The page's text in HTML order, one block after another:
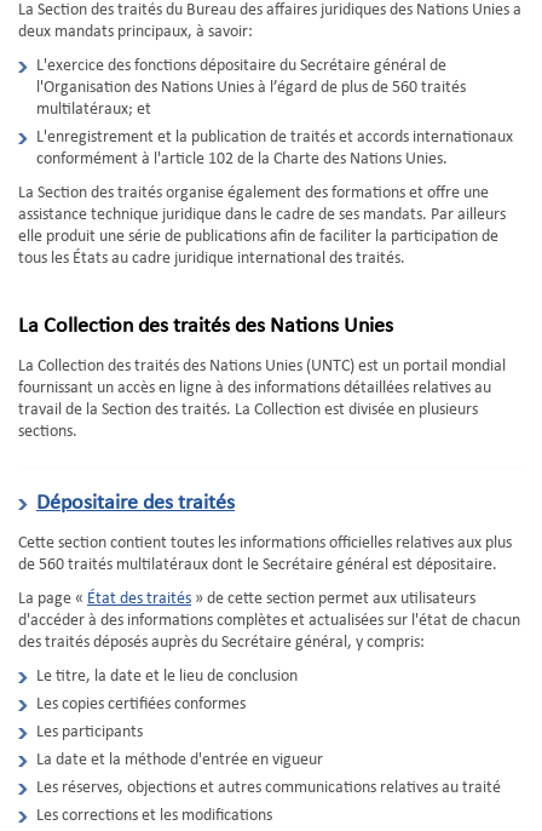
La Section des traités du Bureau des affaires juridiques des Nations Unies a
deux mandats principaux, à savoir:
L'exercice des fonctions dépositaire du Secrétaire général de
l'Organisation des Nations Unies à l’égard de plus de 560 traités
multilatéraux; et
L'enregistrement et la publication de traités et accords internationaux
conformément à l'article 102 de la Charte des Nations Unies.
La Section des traités organise également des formations et offre une
assistance technique juridique dans le cadre de ses mandats. Par ailleurs
elle produit une série de publications afin de faciliter la participation de
tous les États au cadre juridique international des traités.
La Collection des traités des Nations Unies
La Collection des traités des Nations Unies (UNTC) est un portail mondial
fournissant un accès en ligne à des informations détaillées relatives au
travail de la Section des traités. La Collection est divisée en plusieurs
sections.
Dépositaire des traités
Cette section contient toutes les informations officielles relatives aux plus
de 560 traités multilatéraux dont le Secrétaire général est dépositaire.
La page « État des traités » de cette section permet aux utilisateurs
d'accéder à des informations complètes et actualisées sur l'état de chacun
des traités déposés auprès du Secrétaire général, y compris:
Le titre, la date et le lieu de conclusion
Les copies certifiées conformes
Les participants
La date et la méthode d'entrée en vigueur
Les réserves, objections et autres communications relatives au traité
Les corrections et les modifications